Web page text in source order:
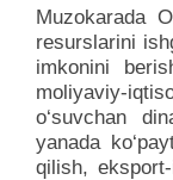
Muzokarada
resurslarini
imkonini
moliyaviy-
o‘suvchan
yanada
qilish,